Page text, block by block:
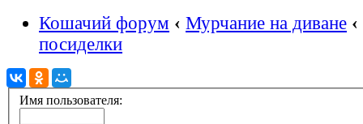
Кошачий форум ‹ Мурчание на диване ‹
посиделки
Имя пользователя: